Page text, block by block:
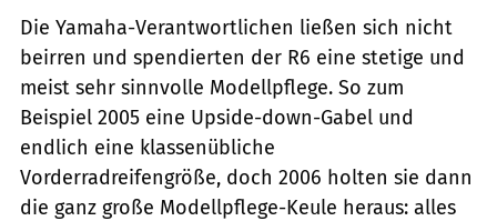
Die Yamaha-Verantwortlichen ließen sich nicht
beirren und spendierten der R6 eine stetige und
meist sehr sinnvolle Modellpflege. So zum
Beispiel 2005 eine Upside-down-Gabel und
endlich eine klassenübliche
Vorderradreifengröße, doch 2006 holten sie dann
die ganz große Modellpflege-Keule heraus: alles